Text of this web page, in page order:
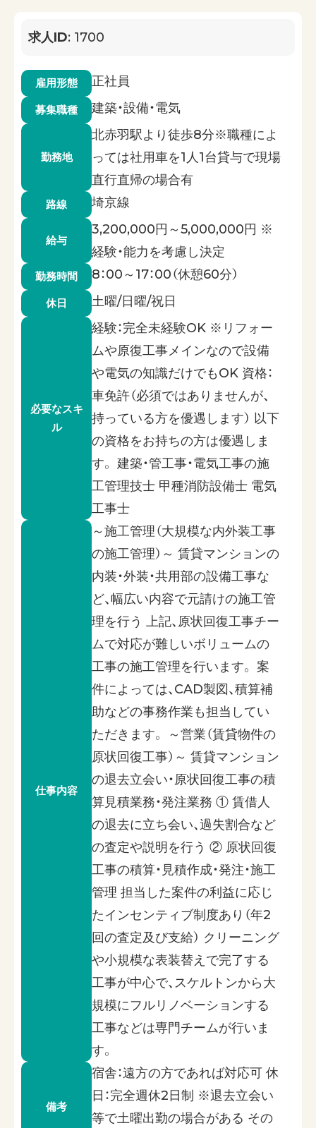
求人ID: 1700
雇用形態 正社員
募集職種 建築・設備・電気
勤務地
北赤羽駅より徒歩8分※職種によ
っては社用車を1人1台貸与で現場
直行直帰の場合有
路線 埼京線
給与
3,200,000円～5,000,000円 ※
経験・能力を考慮し決定
勤務時間 8：00～17：00（休憩60分）
休日 土曜/日曜/祝日
必要なスキ
ル
経験：完全未経験OK ※リフォー
ムや原復工事メインなので設備
や電気の知識だけでもOK 資格：
車免許（必須ではありませんが、
持っている方を優遇します） 以下
の資格をお持ちの方は優遇しま
す。 建築・管工事・電気工事の施
工管理技士 甲種消防設備士 電気
工事士
仕事内容
～施工管理（大規模な内外装工事
の施工管理）～ 賃貸マンションの
内装・外装・共用部の設備工事な
ど、幅広い内容で元請けの施工管
理を行う 上記、原状回復工事チー
ムで対応が難しいボリュームの
工事の施工管理を行います。 案
件によっては、CAD製図、積算補
助などの事務作業も担当してい
ただきます。 ～営業（賃貸物件の
原状回復工事）～ 賃貸マンション
の退去立会い・原状回復工事の積
算見積業務・発注業務 ① 賃借人
の退去に立ち会い、過失割合など
の査定や説明を行う ② 原状回復
工事の積算・見積作成・発注・施工
管理 担当した案件の利益に応じ
たインセンティブ制度あり（年2
回の査定及び支給） クリーニング
や小規模な表装替えで完了する
工事が中心で、スケルトンから大
規模にフルリノベーションする
工事などは専門チームが行いま
す。
備考
宿舎：遠方の方であれば対応可 休
日：完全週休2日制 ※退去立会い
等で土曜出勤の場合がある その